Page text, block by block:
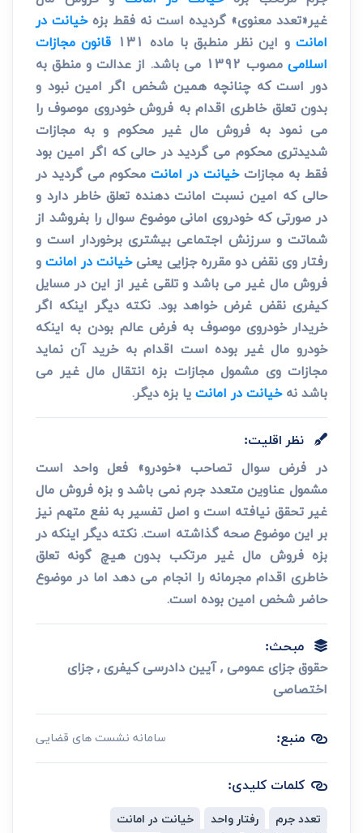
غیر«تعدد معنوی» گردیده است نه فقط بزهخیانت در
امانتو این نظر منطبق با ماده 131
قانون مجازات
اسلامی
مصوب 1392 می باشد. از عدالت و منطق به
دور است که چنانچه همین شخص اگر امین نبود و
بدون تعلق خاطری اقدام به فروش خودروی موصوف را
می نمود به فروش مال غیر محکوم و به مجازات
شدیدتری محکوم می گردید در حالی که اگر امین بود
فقط به مجازاتخیانت در امانت محکوم می گردید در
حالی که امین نسبت امانت دهنده تعلق خاطر دارد و
در صورتی که خودروی امانی موضوع سوال را بفروشد از
شماتت و سرزنش اجتماعی بیشتری برخوردار است و
رفتار وی نقض دو مقرره جزایی یعنیخیانت در امانتو
فروش مال غیر می باشد و تلقی غیر از این در مسایل
کیفری نقض غرض خواهد بود. نکته دیگر اینکه اگر
خریدار خودروی موصوف به فرض عالم بودن به اینکه
خودرو مال غیر بوده است اقدام به خرید آن نماید
مجازات وی مشمول مجازات بزه انتقال مال غیر می
باشد نهخیانت در امانتیا بزه دیگر.
نظر اقلیت:
در فرض سوال تصاحب «خودرو» فعل واحد است
مشمول عناوین متعدد جرم نمی باشد و بزه فروش مال
غیر تحقق نیافته است و اصل تفسیر به نفع متهم نیز
بر این موضوع صحه گذاشته است. نکته دیگر اینکه در
بزه فروش مال غیر مرتکب بدون هیچ گونه تعلق
خاطری اقدام مجرمانه را انجام می دهد اما در موضوع
حاضر شخص امین بوده است.
مبحث:
حقوق جزای عمومی , آیین دادرسی کیفری , جزای
اختصاصی
منبع: سامانه نشست های قضایی
کلمات کلیدی:
تعدد جرم رفتار واحد
خیانت در امانت